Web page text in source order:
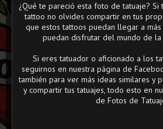
¿Qué te pareció esta foto de tatuaje?
tattoo no olvides compartir en tus
que estos tattoos puedan llegar a
puedan disfrutar del mundo de
Si eres tatuador o aficionado a los
seguirnos en nuestra página de
también para ver más ideas similares y
y compartir tus tatuajes, todo esto en
de Fotos de